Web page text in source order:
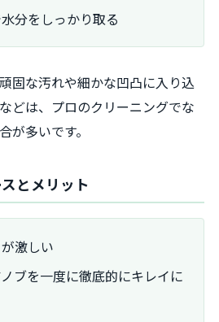
分をしっかり取る
固な汚れや細かな凹凸に入り込
どは、プロのクリーニングでな
が多いです。
とメリット
激しい
ブを一度に徹底的にキレイに